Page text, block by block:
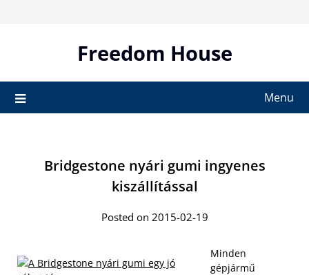
Freedom House
Menu
Bridgestone nyári gumi ingyenes
kiszállítással
Posted on 2015-02-19
Minden
gépjármű